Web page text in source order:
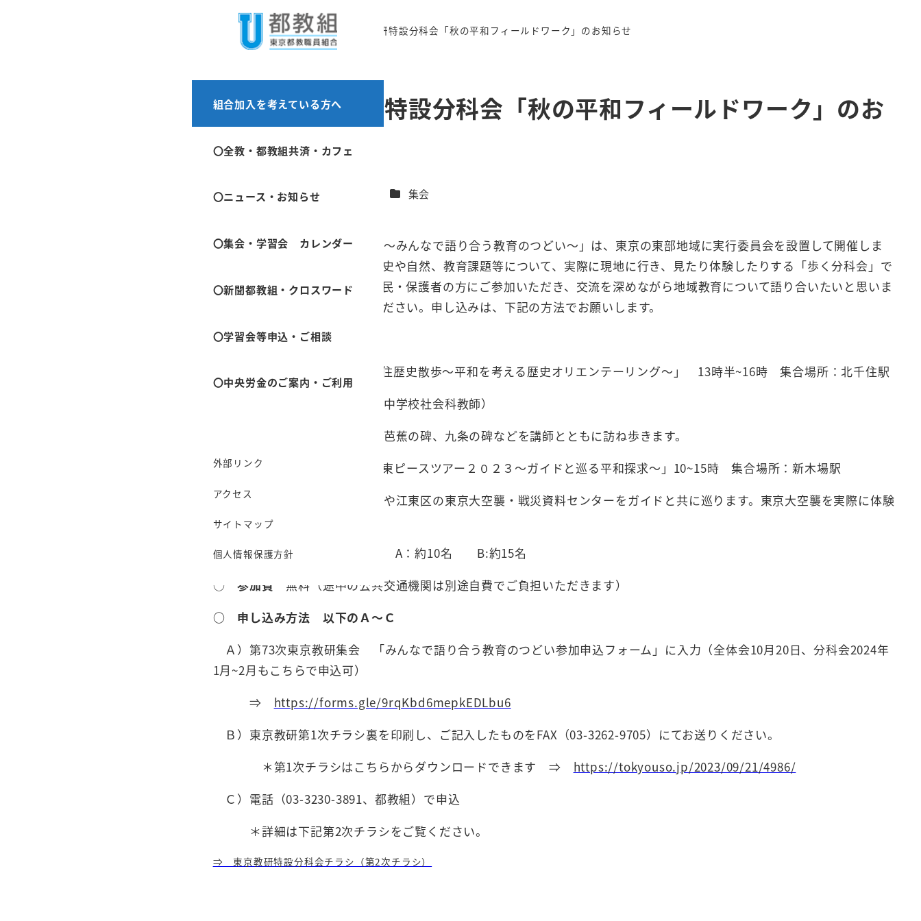
コ
組合加入を考えている方へ
〇全教・都教組共済・カフェ
〇ニュース・お知らせ
〇集会・学習会 カレンダー
〇新聞都教組・クロスワード
〇学習会等申込・ご相談
〇中央労金のご案内・ご利用
外部リンク
アクセス
サイトマップ
個人情報保護方針
お知らせ 第73次東京教研特設分科会「秋の平和フィールドワーク」のお知らせ
第73次東京教研特設分科会「秋の平和フィールドワーク」のお
知らせ
投稿日
2023年10月12日 カテゴリー カテゴリー
集会
今年の「第７３次東京教研集会～みんなで語り合う教育のつどい～」は、東京の東部地域に実行委員会を設置して開催しま
す。「特設分科会」は地域の歴史や自然、教育課題等について、実際に現地に行き、見たり体験したりする「歩く分科会」で
す。教職員に限らず、多くの市民・保護者の方にご参加いただき、交流を深めながら地域教育について語り合いたいと思いま
す。詳しくはチラシをご確認ください。申し込みは、下記の方法でお願いします。
○日程・内容
A）10月21日（土）「足立千住歴史散歩～平和を考える歴史オリエンテーリング～」 13時半~16時 集合場所：北千住駅
講師：大谷猛夫さん（元中学校社会科教師）
森鴎外旧居や千住神社、芭蕉の碑、九条の碑などを講師とともに訪ね歩きます。
B）11月23日（木・祝）「江東ピースツアー２０２３～ガイドと巡る平和探求～」10~15時 集合場所：新木場駅
夢の島の第五福竜丸展示館や江東区の東京大空襲・戦災資料センターをガイドと共に巡ります。東京大空襲を実際に体験
した方に直接お話を聞けます。
○定員（先着順となります） A：約10名 B:約15名
○参加費
無料（途中の公共交通機関は別途自費でご負担いただきます）
○ 申し込み方法 以下のＡ～Ｃ
Ａ）第73次東京教研集会 「みんなで語り合う教育のつどい参加申込フォーム」に入力（全体会10月20日、分科会2024年
1月~2月もこちらで申込可）
⇒ https://forms.gle/9rqKbd6mepkEDLbu6
Ｂ）東京教研第1次チラシ裏を印刷し、ご記入したものをFAX（03-3262-9705）にてお送りください。
＊第1次チラシはこちらからダウンロードできます ⇒ https://tokyouso.jp/2023/09/21/4986/
Ｃ）電話（03-3230-3891、都教組）で申込
＊詳細は下記第2次チラシをご覧ください。
⇒ 東京教研特設分科会チラシ（第2次チラシ）